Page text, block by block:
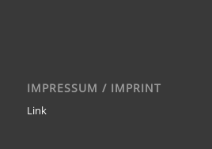
IMPRESSUM / IMPRINT
Link